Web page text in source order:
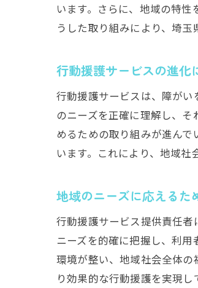
います。さらに、地域の特
うした取り組みにより、埼
行動援護サービスの進化
行動援護サービスは、障が
のニーズを正確に理解し、
めるための取り組みが進ん
います。これにより、地域社
地域のニーズに応えるた
行動援護サービス提供責任
ニーズを的確に把握し、利
環境が整い、地域社会全体
り効果的な行動援護を実現